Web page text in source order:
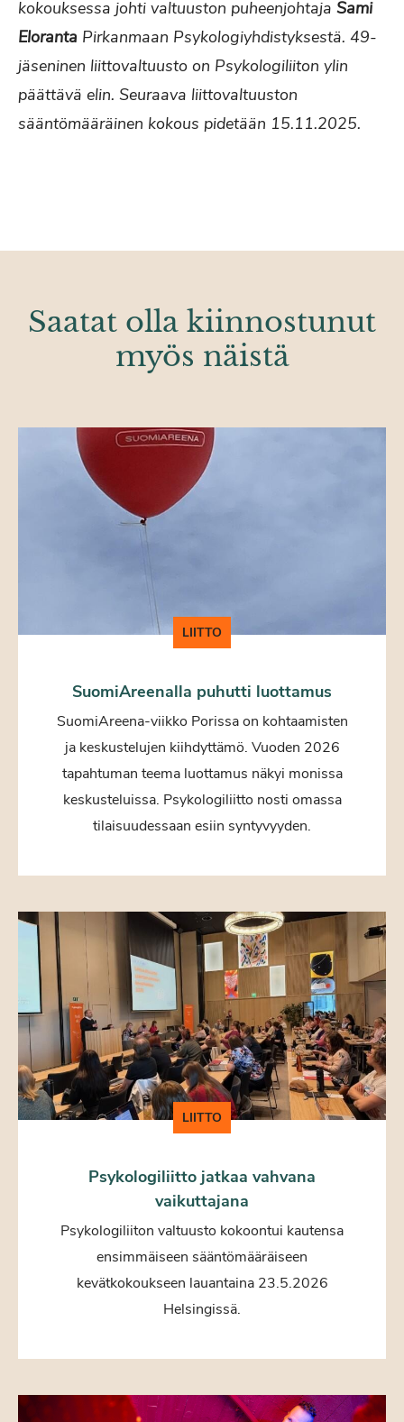
kokouksessa johti valtuuston puheenjohtaja Sami
Eloranta Pirkanmaan Psykologiyhdistyksestä. 49-
jäseninen liittovaltuusto on Psykologiliiton ylin
päättävä elin. Seuraava liittovaltuuston
sääntömääräinen kokous pidetään 15.11.2025.
Saatat olla kiinnostunut
myös näistä
LIITTO
SuomiAreenalla puhutti luottamus
SuomiAreena-viikko Porissa on kohtaamisten
ja keskustelujen kiihdyttämö. Vuoden 2026
tapahtuman teema luottamus näkyi monissa
keskusteluissa. Psykologiliitto nosti omassa
tilaisuudessaan esiin syntyvyyden.
LIITTO
Psykologiliitto jatkaa vahvana
vaikuttajana
Psykologiliiton valtuusto kokoontui kautensa
ensimmäiseen sääntömääräiseen
kevätkokoukseen lauantaina 23.5.2026
Helsingissä.